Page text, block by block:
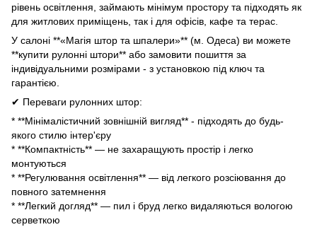
рівень освітлення, займають мінімум простору та підходять як
для житлових приміщень, так і для офісів, кафе та терас.
У салоні **«Магія штор та шпалери»** (м. Одеса) ви можете
**купити рулонні штори** або замовити пошиття за
індивідуальними розмірами - з установкою під ключ та
гарантією.
✔ Переваги рулонних штор:
* **Мінімалістичний зовнішній вигляд** - підходять до будь-
якого стилю інтер'єру
* **Компактність** — не захаращують простір і легко
монтуються
* **Регулювання освітлення** — від легкого розсіювання до
повного затемнення
* **Легкий догляд** — пил і бруд легко видаляються вологою
серветкою